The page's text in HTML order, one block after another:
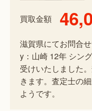
買取金額
滋賀県にてお問合
y：山崎 12年 シン
受けいたしました
きます。査定士の
ようです。